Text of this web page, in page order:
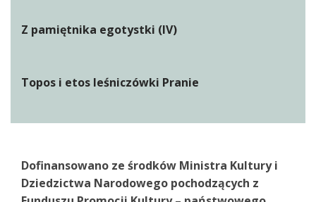
Z pamiętnika egotystki (IV)
Topos i etos leśniczówki Pranie
Dofinansowano ze środków Ministra Kultury i
Dziedzictwa Narodowego pochodzących z